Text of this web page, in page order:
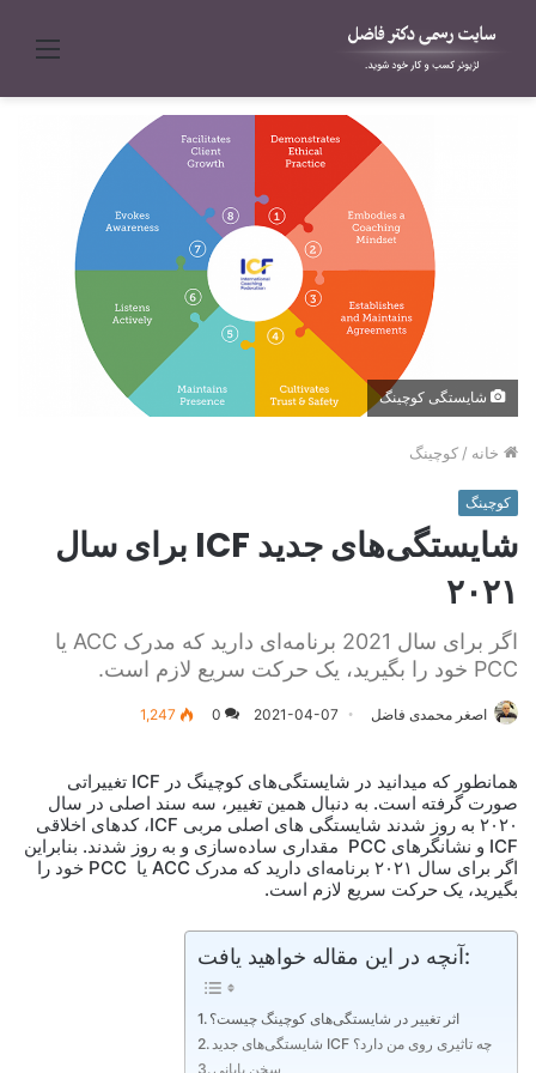
منو
شایستگی کوچینگ
خانه / کوچینگ
کوچینگ
شایستگی‌های جدید ICF برای سال
۲۰۲۱
اگر برای سال 2021 برنامه‌ای دارید که مدرک ACC یا
PCC خود را بگیرید، یک حرکت سریع لازم است.
اصغر محمدی فاضل 2021-04-07
0
1,247
همانطور که میدانید در شایستگی‌های کوچینگ در ICF تغییراتی
صورت گرفته است. به دنبال همین تغییر، سه سند اصلی در سال
۲۰۲۰ به روز شدند شایستگی های اصلی مربی ICF، کدهای اخلاقی
ICF و نشانگرهای PCC مقداری ساده‌سازی و به روز شدند. بنابراین
اگر برای سال ۲۰۲۱ برنامه‌ای دارید که مدرک ACC یا PCC خود را
بگیرید، یک حرکت سریع لازم است.
آنچه در این مقاله خواهید یافت:
اثر تغییر در شایستگی‌های کوچینگ چیست؟
شایستگی‌های جدید ICF چه تاثیری روی من دارد؟
سخن پایانی